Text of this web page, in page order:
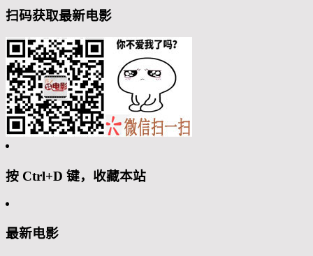
扫码获取最新电影
按 Ctrl+D 键，收藏本站
最新电影